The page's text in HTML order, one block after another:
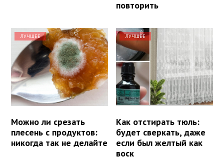
повторить
ЛУЧШЕЕ
Можно ли срезать
плесень с продуктов:
никогда так не делайте
ЛУЧШЕЕ
Как отстирать тюль:
будет сверкать, даже
если был желтый как
воск